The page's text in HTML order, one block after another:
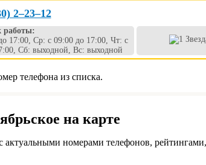
2‒23‒12
работы:
17:00, Ср: с 09:00 до 17:00, Чт: с
Сб: выходной, Вс: выходной
телефона из списка.
на карте
номерами телефонов,